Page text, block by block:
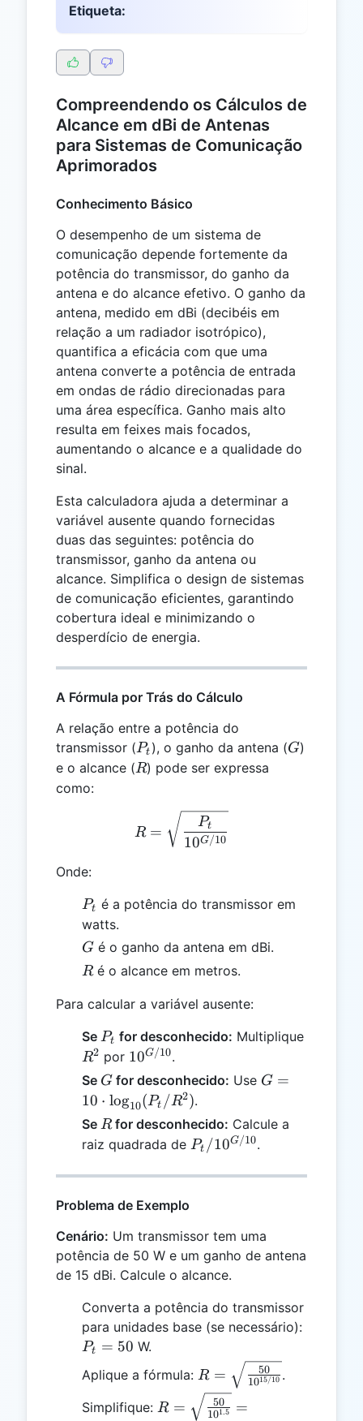
Etiqueta:
Compreendendo os Cálculos de
Alcance em dBi de Antenas
para Sistemas de Comunicação
Aprimorados
Conhecimento Básico
O desempenho de um sistema de
comunicação depende fortemente da
potência do transmissor, do ganho da
antena e do alcance efetivo. O ganho da
antena, medido em dBi (decibéis em
relação a um radiador isotrópico),
quantifica a eficácia com que uma
antena converte a potência de entrada
em ondas de rádio direcionadas para
uma área específica. Ganho mais alto
resulta em feixes mais focados,
aumentando o alcance e a qualidade do
sinal.
Esta calculadora ajuda a determinar a
variável ausente quando fornecidas
duas das seguintes: potência do
transmissor, ganho da antena ou
alcance. Simplifica o design de sistemas
de comunicação eficientes, garantindo
cobertura ideal e minimizando o
desperdício de energia.
A Fórmula por Trás do Cálculo
A relação entre a potência do
transmissor (P_t
Pt ), o ganho da antena (G
G)
e o alcance (R
R) pode ser expressa
como:
R =
R =
10G/10
Pt
Onde:
P_t
Pt é a potência do transmissor em
watts.
G
G é o ganho da antena em dBi.
R
Ré o alcance em metros.
Para calcular a variável ausente:
Se P_t
Pt for desconhecido: Multiplique
R^2
R2 por 10^{G/10}
10G/10.
Se G
G for desconhecido: Use G = 10
\log_{10}
(P_t /
G =
10 ⋅ log10(Pt /R2).
Se R
Rfor desconhecido: Calcule a
raiz quadrada de P_t /
Pt /10G/10.
Problema de Exemplo
Cenário: Um transmissor tem uma
potência de 50 W e um ganho de antena
de 15 dBi. Calcule o alcance.
Converta a potência do transmissor
para unidades base (se necessário):
Pt = 50 W.
Aplique a fórmula: R =
\sqrt{\frac{50}
{10^{15 /
R = 1015/10
50 .
Simplifique: R =
R = 101.5
50 =